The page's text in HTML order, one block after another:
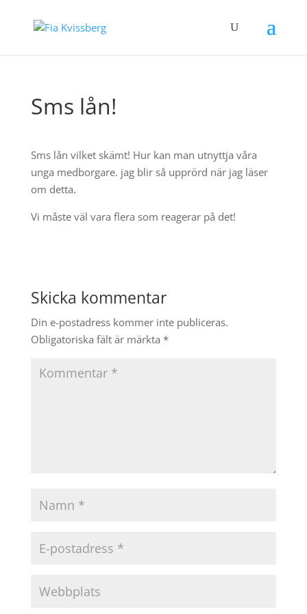
Sms lån!
Sms lån vilket skämt! Hur kan man utnyttja våra
unga medborgare. jag blir så upprörd när jag läser
om detta.
Vi måste väl vara flera som reagerar på det!
Skicka kommentar
Din e-postadress kommer inte publiceras.
Obligatoriska fält är märkta *